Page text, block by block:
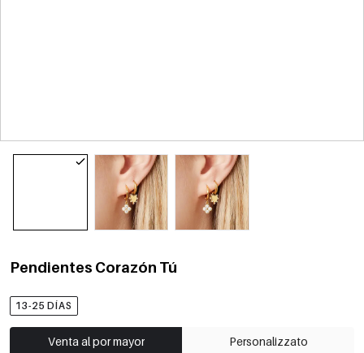
Pendientes Corazón Tú
13-25 DÍAS
Venta al por mayor Personalizzato